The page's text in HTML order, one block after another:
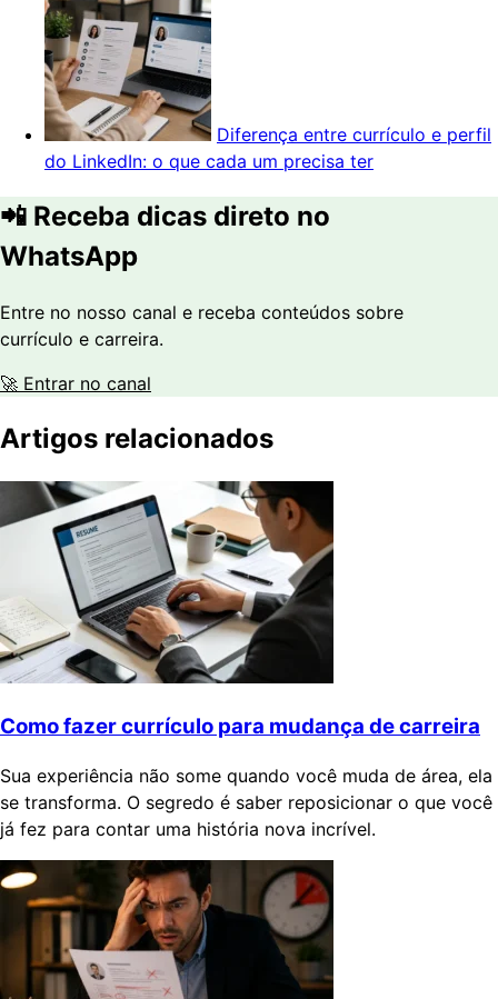
Diferença entre currículo e perfil
do LinkedIn: o que cada um precisa ter
📲 Receba dicas direto no
WhatsApp
Entre no nosso canal e receba conteúdos sobre
currículo e carreira.
🚀 Entrar no canal
Artigos relacionados
Como fazer currículo para mudança de carreira
Sua experiência não some quando você muda de área, ela
se transforma. O segredo é saber reposicionar o que você
já fez para contar uma história nova incrível.